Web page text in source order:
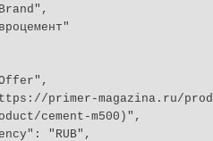
cement-m500)",